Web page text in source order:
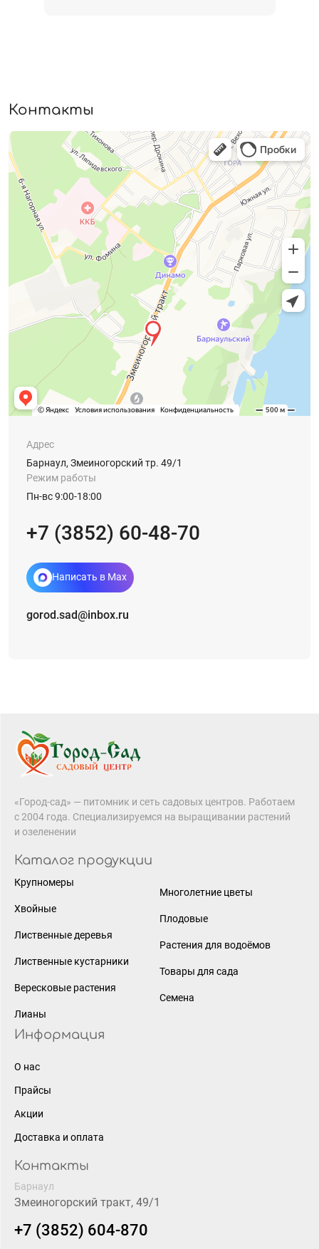
Контакты
Адрес
Барнаул, Змеиногорский тр. 49/1
Режим работы
Пн-вс 9:00-18:00
+7 (3852) 60-48-70
Написать в Max
gorod.sad@inbox.ru
«Город-сад» — питомник и сеть садовых центров. Работаем
с 2004 года. Специализируемся на выращивании растений
и озеленении
Каталог продукции
Крупномеры
Хвойные
Лиственные деревья
Лиственные кустарники
Вересковые растения
Лианы
Многолетние цветы
Плодовые
Растения для водоёмов
Товары для сада
Семена
Информация
О нас
Прайсы
Акции
Доставка и оплата
Контакты
Барнаул
Змеиногорский тракт, 49/1
+7 (3852) 604-870